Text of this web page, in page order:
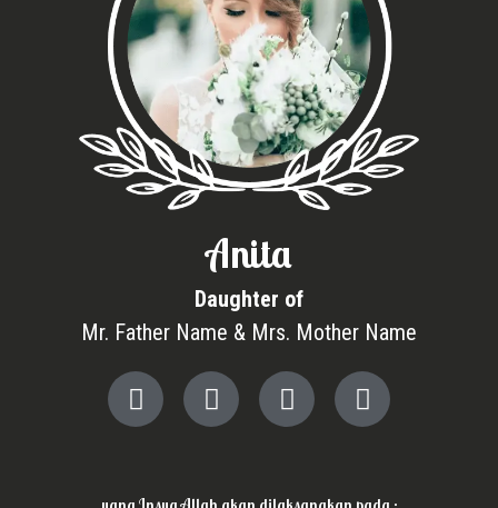
Anita
Daughter of
Mr. Father Name & Mrs. Mother Name